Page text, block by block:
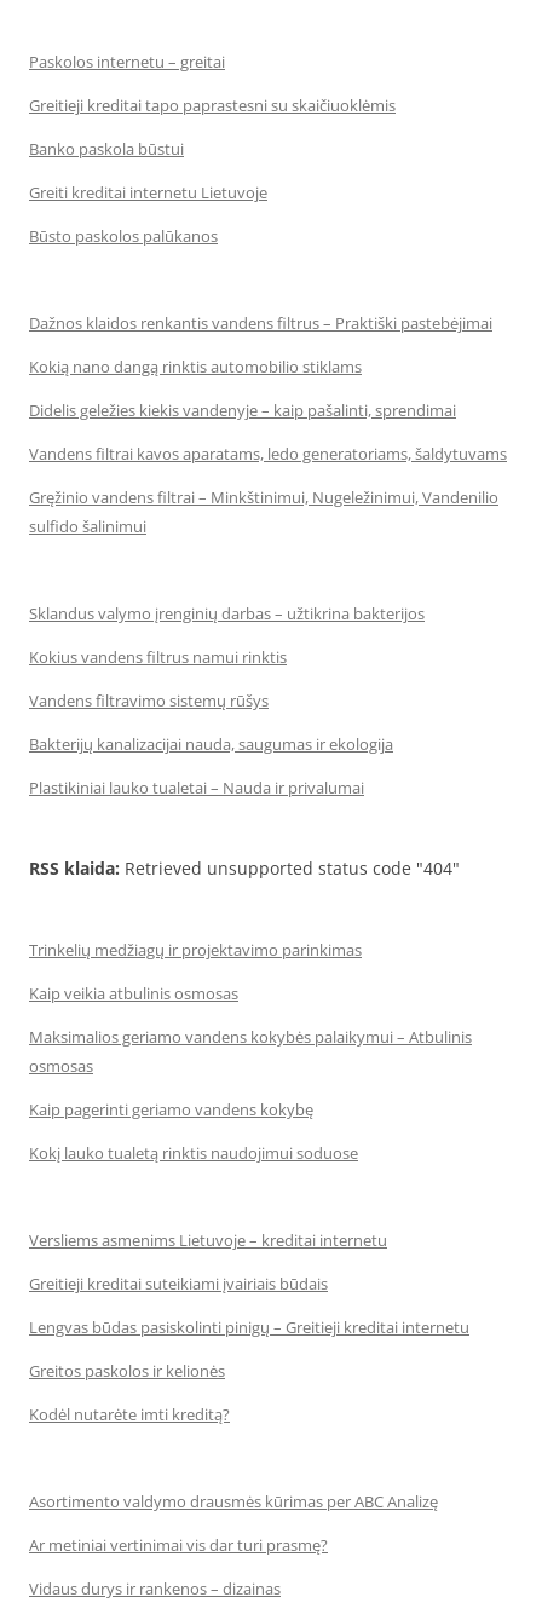
Paskolos internetu – greitai
Greitieji kreditai tapo paprastesni su skaičiuoklėmis
Banko paskola būstui
Greiti kreditai internetu Lietuvoje
Būsto paskolos palūkanos
Dažnos klaidos renkantis vandens filtrus – Praktiški pastebėjimai
Kokią nano dangą rinktis automobilio stiklams
Didelis geležies kiekis vandenyje – kaip pašalinti, sprendimai
Vandens filtrai kavos aparatams, ledo generatoriams, šaldytuvams
Gręžinio vandens filtrai – Minkštinimui, Nugeležinimui, Vandenilio
sulfido šalinimui
Sklandus valymo įrenginių darbas – užtikrina bakterijos
Kokius vandens filtrus namui rinktis
Vandens filtravimo sistemų rūšys
Bakterijų kanalizacijai nauda, saugumas ir ekologija
Plastikiniai lauko tualetai – Nauda ir privalumai
RSS klaida: Retrieved unsupported status code "404"
Trinkelių medžiagų ir projektavimo parinkimas
Kaip veikia atbulinis osmosas
Maksimalios geriamo vandens kokybės palaikymui – Atbulinis
osmosas
Kaip pagerinti geriamo vandens kokybę
Kokį lauko tualetą rinktis naudojimui soduose
Versliems asmenims Lietuvoje – kreditai internetu
Greitieji kreditai suteikiami įvairiais būdais
Lengvas būdas pasiskolinti pinigų – Greitieji kreditai internetu
Greitos paskolos ir kelionės
Kodėl nutarėte imti kreditą?
Asortimento valdymo drausmės kūrimas per ABC Analizę
Ar metiniai vertinimai vis dar turi prasmę?
Vidaus durys ir rankenos – dizainas